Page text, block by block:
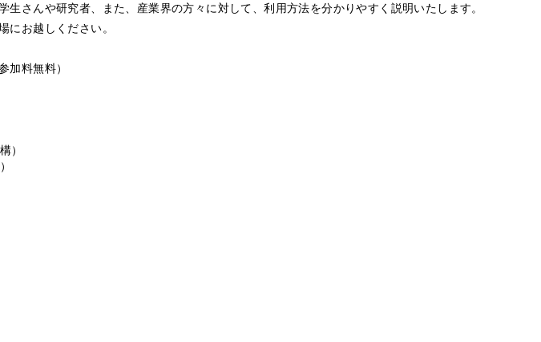
さんや研究者、また、産業界の方々に対して、利用方法を分かりやすく説明いたします。
にお越しください。
加料無料）
）